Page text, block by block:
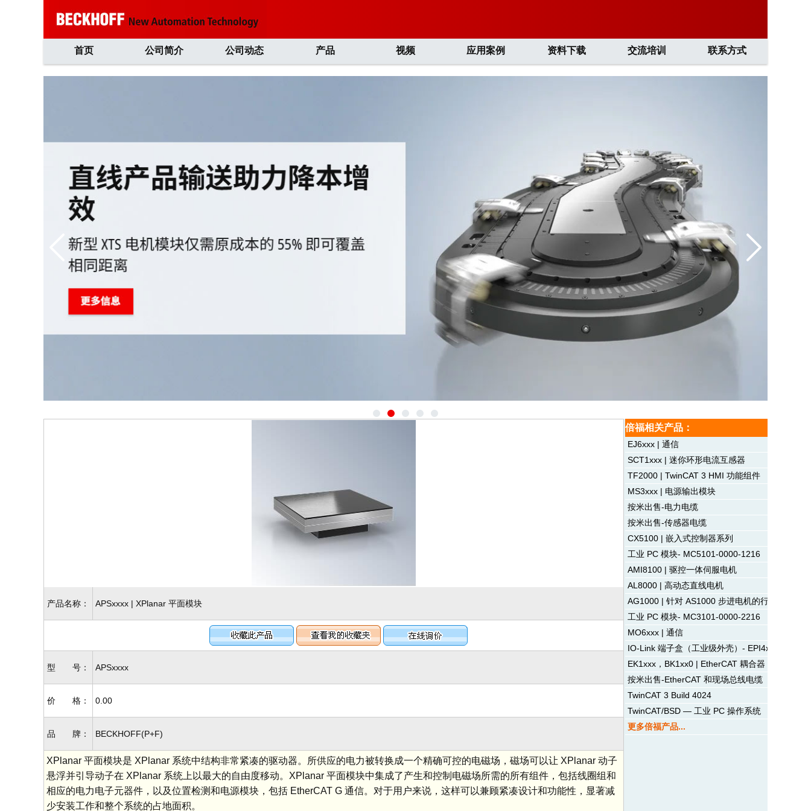
首页 公司简介 公司动态 产品 视频 应用案例 资料下载 交流培训 联系方式
产品名称： APSxxxx | XPlanar 平面模块
型 号： APSxxxx
价 格： 0.00
品 牌： BECKHOFF(P+F)
XPlanar 平面模块是 XPlanar 系统中结构非常紧凑的驱动器。所供应的电力被转换成一个精确可控的电磁场，磁场可以让 XPlanar 动子
悬浮并引导动子在 XPlanar 系统上以最大的自由度移动。XPlanar 平面模块中集成了产生和控制电磁场所需的所有组件，包括线圈组和
相应的电力电子元器件，以及位置检测和电源模块，包括 EtherCAT G 通信。对于用户来说，这样可以兼顾紧凑设计和功能性，显著减
少安装工作和整个系统的占地面积。
倍福相关产品：
EJ6xxx | 通信
SCT1xxx | 迷你环形电流互感器
TF2000 | TwinCAT 3 HMI 功能组件
MS3xxx | 电源输出模块
按米出售-电力电缆
按米出售-传感器电缆
CX5100 | 嵌入式控制器系列
工业 PC 模块- MC5101-0000-1216
AMI8100 | 驱控一体伺服电机
AL8000 | 高动态直线电机
AG1000 | 针对 AS1000 步进电机的行星齿轮减
工业 PC 模块- MC3101-0000-2216
MO6xxx | 通信
IO-Link 端子盒（工业级外壳）- EPI4xxx | 模拟
EK1xxx，BK1xx0 | EtherCAT 耦合器
按米出售-EtherCAT 和现场总线电缆
TwinCAT 3 Build 4024
TwinCAT/BSD — 工业 PC 操作系统
更多倍福产品...